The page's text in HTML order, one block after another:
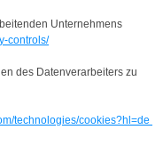
Unternehmens
controls/
des Datenverarbeiters zu
technologies/cookies?hl=de